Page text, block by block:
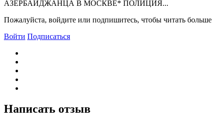
АЗЕРБАЙДЖАHЦА В МОСКВЕ* ПОЛИЦИЯ...
Пожалуйста, войдите или подпишитесь, чтобы читать больше
Войти Подписаться
Написать отзыв